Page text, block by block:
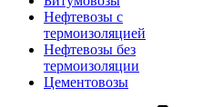
Нефтевозы с
термоизоляцией
Нефтевозы без
термоизоляции
Цементовозы